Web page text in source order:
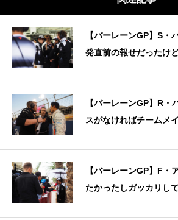
【バーレーンGP】S・
発直前の報せだったけ
【バーレーンGP】R・
スがなければチームメ
【バーレーンGP】F・
たかったしガッカリし